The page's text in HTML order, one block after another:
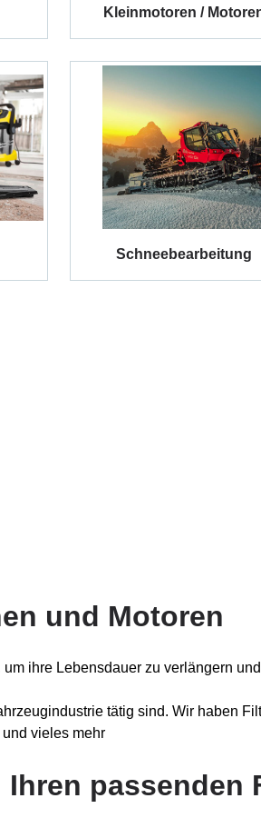
Kleinmotoren /
Schneebearbeitung
und Motoren
ihre Lebensdauer zu verlängern
tätig sind. Wir haben
vieles mehr
passenden